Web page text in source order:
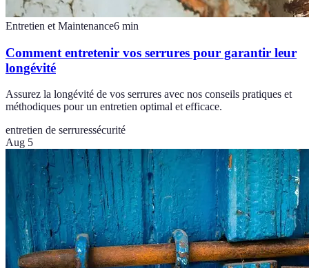
Entretien et Maintenance6 min
Comment entretenir vos serrures pour garantir leur
longévité
Assurez la longévité de vos serrures avec nos conseils pratiques et
méthodiques pour un entretien optimal et efficace.
entretien de serruressécurité
Aug 5